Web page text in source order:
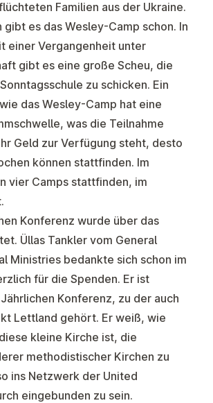
Familien aus der Ukraine.
es das Wesley-Camp schon. In
einer Vergangenheit unter
gibt es eine große Scheu, die
zu schicken. Ein
das Wesley-Camp hat eine
was die Teilnahme
Geld zur Verfügung steht, desto
können stattfinden. Im
vier Camps stattfinden, im
Konferenz wurde über das
Üllas Tankler vom General
Ministries bedankte sich schon im
für die Spenden. Er ist
Konferenz, zu der auch
Lettland gehört. Er weiß, wie
kleine Kirche ist, die
methodistischer Kirchen zu
ins Netzwerk der United
eingebunden zu sein.